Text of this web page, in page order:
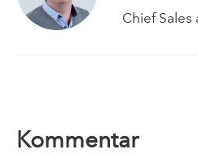
Chief
Kommentar